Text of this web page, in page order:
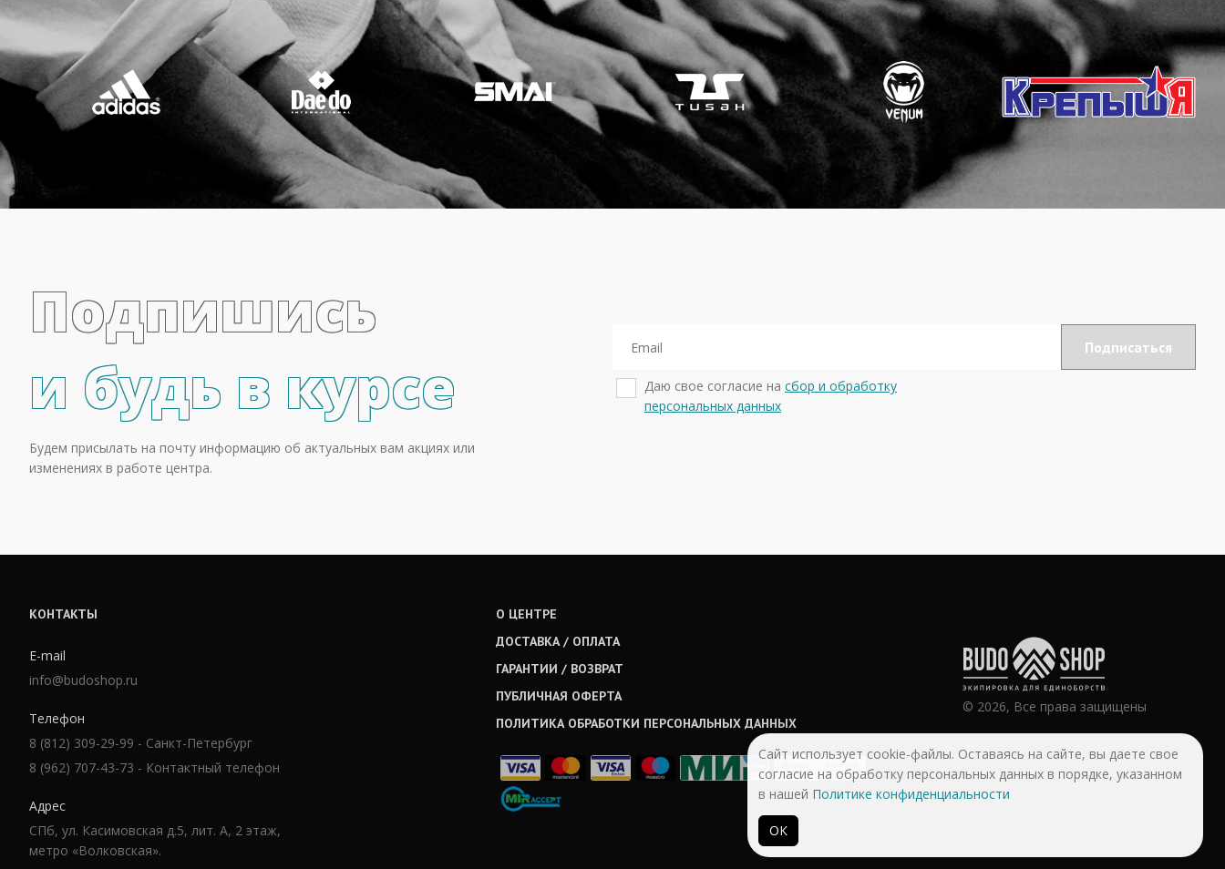
Подпишись
и будь в курсе
Будем присылать на почту информацию об актуальных вам акциях или
изменениях в работе центра.
Даю свое согласие на сбор и обработку
персональных данных
КОНТАКТЫ
E-mail
info@budoshop.ru
Телефон
8 (812) 309-29-99 - Санкт-Петербург
8 (962) 707-43-73 - Контактный телефон
Адрес
СПб, ул. Касимовская д.5, лит. А, 2 этаж,
метро «Волковская».
О ЦЕНТРЕ
ДОСТАВКА / ОПЛАТА
ГАРАНТИИ / ВОЗВРАТ
ПУБЛИЧНАЯ ОФЕРТА
ПОЛИТИКА ОБРАБОТКИ ПЕРСОНАЛЬНЫХ ДАННЫХ
© 2026, Все права защищены
Сайт использует cookie-файлы. Оставаясь на сайте, вы даете свое
согласие на обработку персональных данных в порядке, указанном
в нашей Политике конфиденциальности
ОК